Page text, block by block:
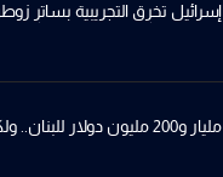
إسرائيل تخرِق التجريبية بساترِ
مليار و200 مليون دولار للبنان.. ولكن؟